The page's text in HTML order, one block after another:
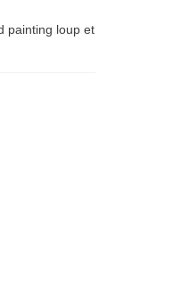
painting loup et